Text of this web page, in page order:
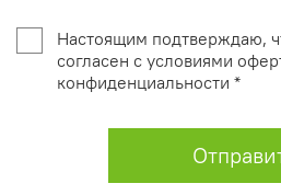
Настоящим подтверждаю,
согласен с условиями
конфиденциальности *